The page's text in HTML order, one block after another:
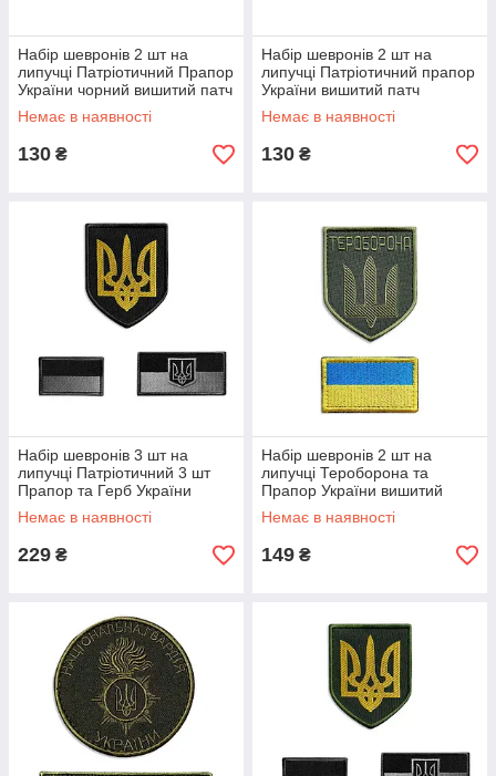
Набір шевронів 2 шт на
липучці Патріотичний Прапор
України чорний вишитий патч
нашивка
Немає в наявності
130 ₴
Набір шевронів 2 шт на
липучці Патріотичний прапор
України вишитий патч
нашивка
Немає в наявності
130 ₴
Набір шевронів 3 шт на
липучці Патріотичний 3 шт
Прапор та Герб України
чорний вишитий патч
нашивка
Немає в наявності
229 ₴
Набір шевронів 2 шт на
липучці Тероборона та
Прапор України вишитий
патч нашивка
Немає в наявності
149 ₴